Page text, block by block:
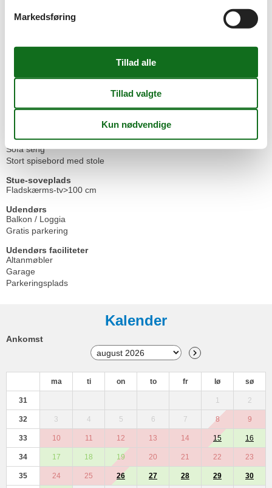
Køkkenvask
Håndklæder kan lejes
Sengetøj kan lejes mod betaling
Underjordisk parkeringsplads
Røgalarm
Radio
Sofa seng
Stort spisebord med stole
Stue-soveplads
Fladskærms-tv>100 cm
Udendørs
Balkon / Loggia
Gratis parkering
Udendørs faciliteter
Altanmøbler
Garage
Parkeringsplads
Kalender
Ankomst
ma ti on to fr lø sø
31 1 2
32 3 4 5 6 7 8 9
33 10 11 12 13 14 15 16
34 17 18 19 20 21 22 23
35 24 25 26 27 28 29 30
Markedsføring